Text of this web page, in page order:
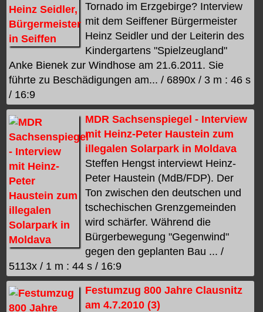
Tornado im Erzgebirge? Interview
mit dem Seiffener Bürgermeister
Heinz Seidler und der Leiterin des
Kindergartens "Spielzeugland"
Anke Bienek zur Windhose am 21.6.2011. Sie
führte zu Beschädigungen am... / 6890x / 3 m : 46 s
/ 16:9
MDR Sachsenspiegel - Interview
mit Heinz-Peter Haustein zum
illegalen Solarpark in Moldava
Steffen Hengst interviewt Heinz-
Peter Haustein (MdB/FDP). Der
Ton zwischen den deutschen und
tschechischen Grenzgemeinden
wird schärfer. Während die
Bürgerbewegung "Gegenwind"
gegen den geplanten Bau ... /
5113x / 1 m : 44 s / 16:9
Festumzug 800 Jahre Clausnitz
am 4.7.2010 (3)